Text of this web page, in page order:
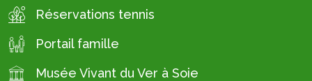
Réservations tennis
Portail famille
Musée Vivant du Ver à Soie